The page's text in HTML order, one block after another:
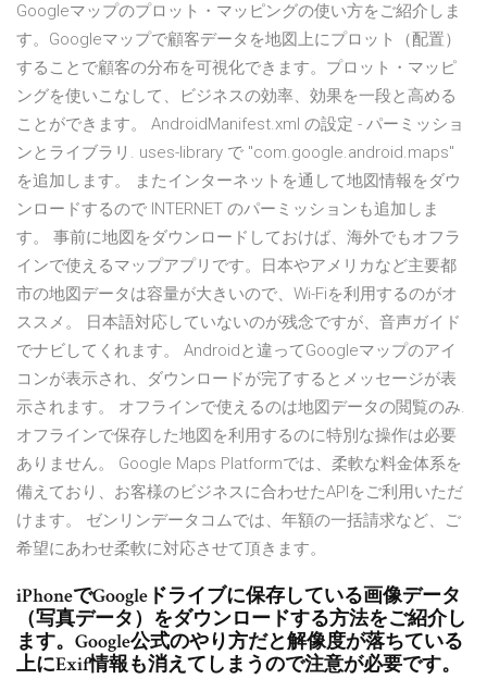
Googleマップのプロット・マッピングの使い方をご紹介しま
す。Googleマップで顧客データを地図上にプロット（配置）
することで顧客の分布を可視化できます。プロット・マッピ
ングを使いこなして、ビジネスの効率、効果を一段と高める
ことができます。 AndroidManifest.xml の設定 - パーミッショ
ンとライブラリ. uses-library で "com.google.android.maps"
を追加します。 またインターネットを通して地図情報をダウ
ンロードするので INTERNET のパーミッションも追加しま
す。 事前に地図をダウンロードしておけば、海外でもオフラ
インで使えるマップアプリです。日本やアメリカなど主要都
市の地図データは容量が大きいので、Wi-Fiを利用するのがオ
ススメ。 日本語対応していないのが残念ですが、音声ガイド
でナビしてくれます。 Androidと違ってGoogleマップのアイ
コンが表示され、ダウンロードが完了するとメッセージが表
示されます。 オフラインで使えるのは地図データの閲覧のみ.
オフラインで保存した地図を利用するのに特別な操作は必要
ありません。 Google Maps Platformでは、柔軟な料金体系を
備えており、お客様のビジネスに合わせたAPIをご利用いただ
けます。 ゼンリンデータコムでは、年額の一括請求など、ご
希望にあわせ柔軟に対応させて頂きます。
iPhoneでGoogleドライブに保存している画像データ
（写真データ）をダウンロードする方法をご紹介し
ます。Google公式のやり方だと解像度が落ちている
上にExif情報も消えてしまうので注意が必要です。